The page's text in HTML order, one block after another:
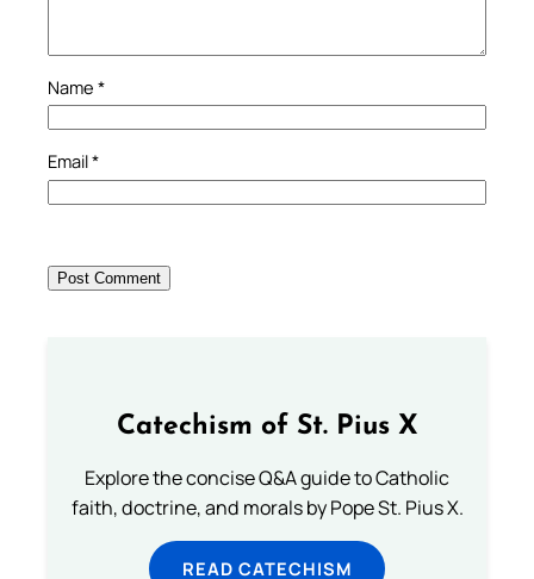
Name *
Email*
Catechism of St. Pius X
Explore the concise Q&A guide to Catholic
faith, doctrine, and morals by Pope St. Pius X.
READ CATECHISM